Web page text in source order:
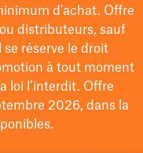
d'achat. Offre
distributeurs, sauf
réserve le droit
à tout moment
loi l’interdit. Offre
2026, dans la